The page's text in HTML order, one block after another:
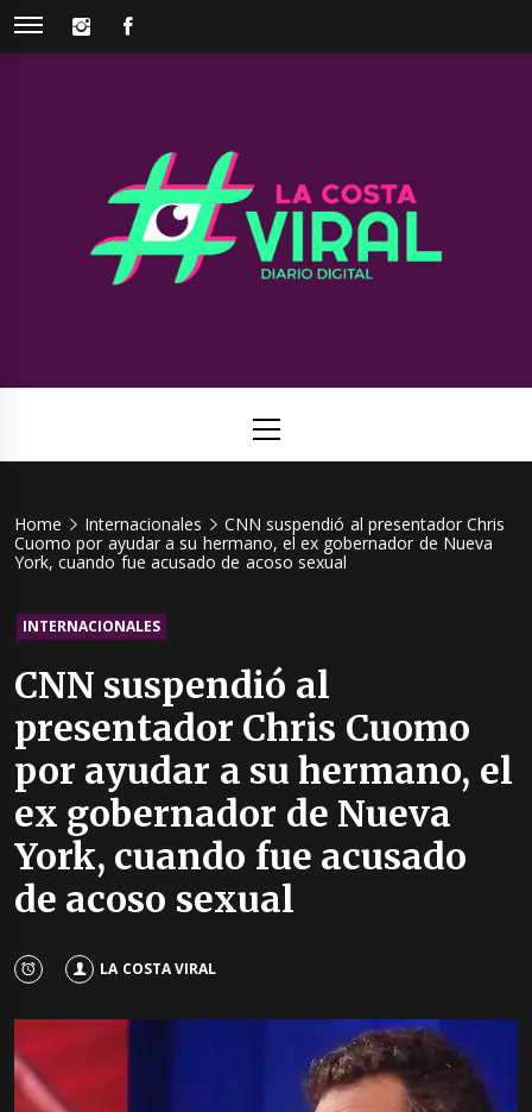
Skip
INSTAGRAM
Viral
Menu
Home Internacionales
CNN suspendió al presentador Chris
Cuomo por ayudar a su hermano, el ex gobernador de Nueva
York, cuando fue acusado de acoso sexual
INTERNACIONALES
CNN suspendió al
presentador Chris Cuomo
por ayudar a su hermano, el
ex gobernador de Nueva
York, cuando fue acusado
de acoso sexual
LA COSTA VIRAL